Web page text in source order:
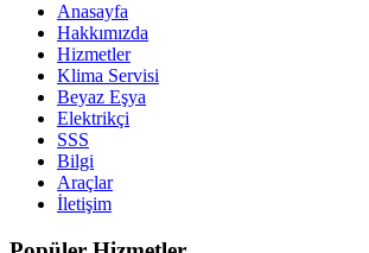
Anasayfa
Hakkımızda
Hizmetler
Klima Servisi
Beyaz Eşya
Elektrikçi
SSS
Bilgi
Araçlar
İletişim